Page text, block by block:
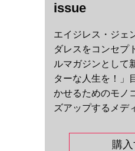
issue
エイジレス・ジェ
ダレスをコンセプ
ルマガジンとして
ターな人生を！」
かせるためのモノ
ズアップするメデ
購